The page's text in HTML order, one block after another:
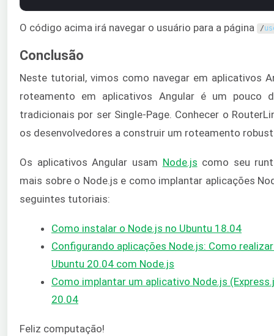
O código acima irá navegar o usuário para a página /
Conclusão
Neste tutorial, vimos como navegar em aplicativos
roteamento em aplicativos Angular é um pouco
tradicionais por ser Single-Page. Conhecer o
os desenvolvedores a construir um roteamento
Os aplicativos Angular usam Node.js como seu
mais sobre o Node.js e como implantar aplicações
seguintes tutoriais:
Como instalar o Node.js no Ubuntu 18.04
Configurando aplicações Node.js: Como
Ubuntu 20.04 com Node.js
Como implantar um aplicativo Node.js
20.04
Feliz computação!